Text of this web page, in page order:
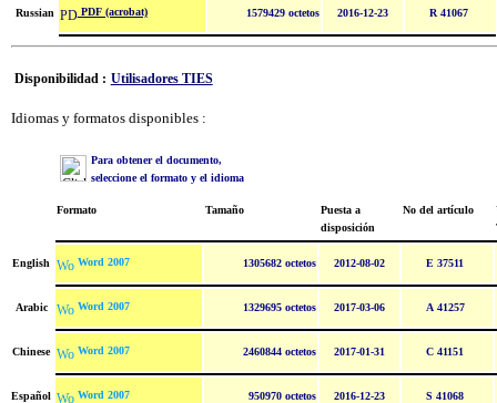
Russian PDF (acrobat) 1579429 octetos 2016-12-23 R 41067
Disponibilidad : Utilisadores TIES
Idiomas y formatos disponibles :
Para obtener el documento,
seleccione el formato y el idioma
Formato Tamaño
Puesta a
disposición
No del artículo
English Word 2007 1305682 octetos 2012-08-02 E 37511
Arabic Word 2007 1329695 octetos 2017-03-06 A 41257
Chinese Word 2007 2460844 octetos 2017-01-31 C 41151
Español Word 2007 950970 octetos 2016-12-23 S 41068